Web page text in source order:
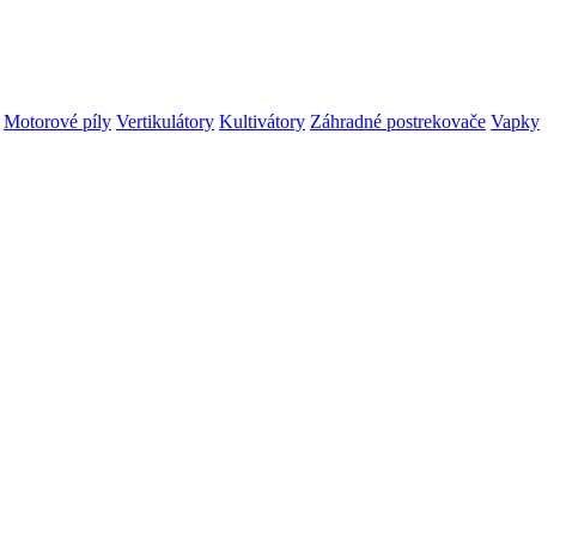
Motorové píly Vertikulátory Kultivátory Záhradné postrekovače Vapky